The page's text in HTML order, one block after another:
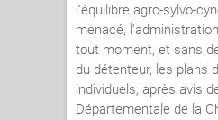
l’équilibre agro-sylvo-
menacé,
tout moment, et sans
du détenteur, les plans
individuels, après avis
Départementale de la